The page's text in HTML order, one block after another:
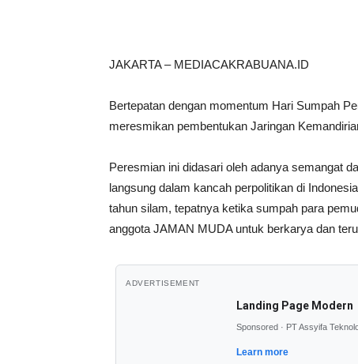
JAKARTA – MEDIACAKRABUANA.ID
Bertepatan dengan momentum Hari Sumpah
meresmikan pembentukan Jaringan
Peresmian ini didasari oleh adanya semangat
langsung dalam kancah perpolitikan di
tahun silam, tepatnya ketika sumpah para
anggota JAMAN MUDA untuk berkarya dan
ADVERTISEMENT
Landing Page Modern
Sponsored · PT Assyifa
Learn more